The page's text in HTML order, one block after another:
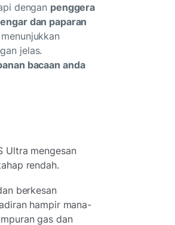
dengan penggera
dan paparan
jelas.
bacaan anda
Ultra mengesan
rendah.
berkesan
hampir mana-
gas dan